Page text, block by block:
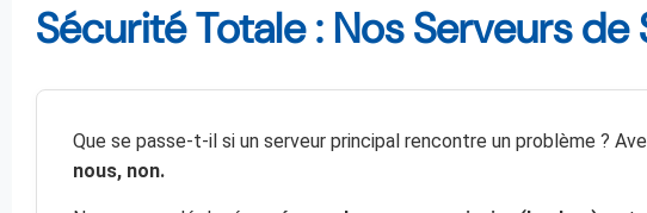
Sécurité Totale : Nos Serveurs de
Que se passe-t-il si un serveur principal rencontre un problème ?
nous, non.